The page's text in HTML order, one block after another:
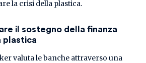
la crisi della plastica.
il sostegno della finanza
plastica
valuta le banche attraverso una